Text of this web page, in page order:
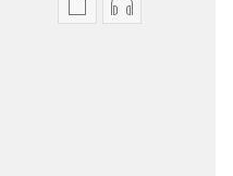
Valmöjligheter